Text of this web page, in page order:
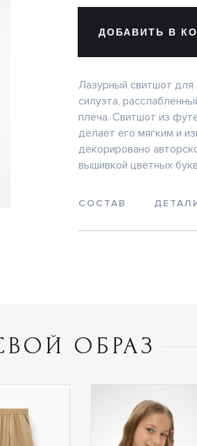
ДОБАВИТЬ В
Лазурный свитшот
силуэта,
плеча. Свитшот из
делает его мягким и
декорировано
вышивкой цветных
СОСТАВ
ОБРАЗ